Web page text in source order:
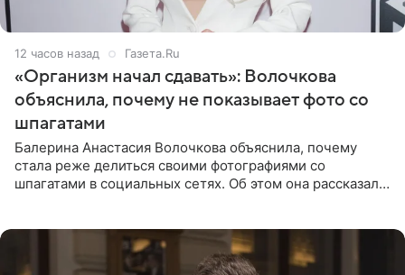
12 часов назад Газета.Ru
«Организм начал сдавать»: Волочкова
объяснила, почему не показывает фото со
шпагатами
Балерина Анастасия Волочкова объяснила, почему
стала реже делиться своими фотографиями со
шпагатами в социальных сетях. Об этом она рассказала